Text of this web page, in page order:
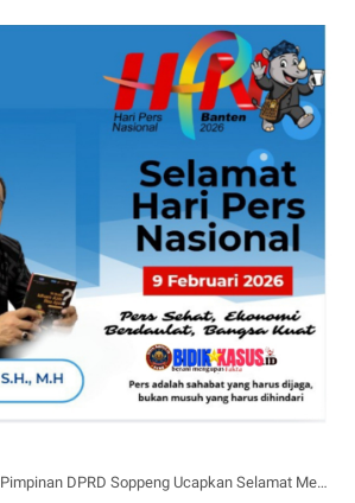
Pimpinan DPRD Soppeng Ucapkan Selamat Menunaikan Ibadah Puasa Ramadhan